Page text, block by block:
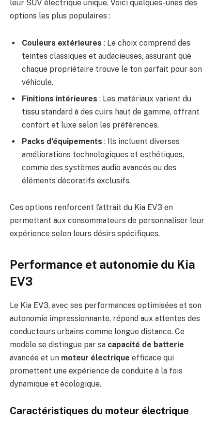
leur SUV électrique unique. Voici quelques-unes des
options les plus populaires :
Couleurs extérieures : Le choix comprend des
teintes classiques et audacieuses, assurant que
chaque propriétaire trouve le ton parfait pour son
véhicule.
Finitions intérieures : Les matériaux varient du
tissu standard à des cuirs haut de gamme, offrant
confort et luxe selon les préférences.
Packs d’équipements : Ils incluent diverses
améliorations technologiques et esthétiques,
comme des systèmes audio avancés ou des
éléments décoratifs exclusifs.
Ces options renforcent l’attrait du Kia EV3 en
permettant aux consommateurs de personnaliser leur
expérience selon leurs désirs spécifiques.
Performance et autonomie du Kia
EV3
Le Kia EV3, avec ses performances optimisées et son
autonomie impressionnante, répond aux attentes des
conducteurs urbains comme longue distance. Ce
modèle se distingue par sa capacité de batterie
avancée et un moteur électrique efficace qui
promettent une expérience de conduite à la fois
dynamique et écologique.
Caractéristiques du moteur électrique